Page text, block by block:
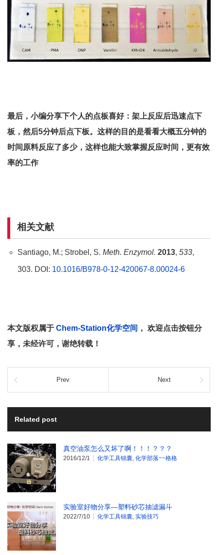
最后，小编分享下个人的点板喜好：架上反应后迅速点下
板，然后5分钟后点下板。这样的目的是看看大概五分钟的
时间原料反应了多少，这样也能大致掌握反应时间，更有效
率的工作
相关文献
Santiago, M.; Strobel, S. Meth. Enzymol. 2013, 533,
303. DOI: 10.1016/B978-0-12-420067-8.00024-6
本文版权属于 Chem-Station化学空间 ， 欢迎点击按钮分
享，未经许可，谢绝转载！
Prev Next
Related post
真空油泵怎么又坏了啊！！！？？？
2016/12/1 化学工具锦囊, 化学部落~~格格
实验室好物分享―塑料砂芯抽滤漏斗
2022/7/10 化学工具锦囊, 实验技巧